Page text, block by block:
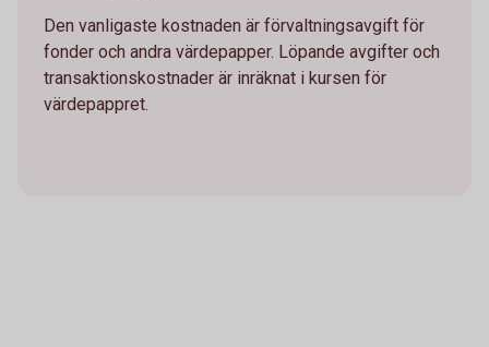
Den vanligaste kostnaden är förvaltningsavgift för
fonder och andra värdepapper. Löpande avgifter och
transaktionskostnader är inräknat i kursen för
värdepappret.